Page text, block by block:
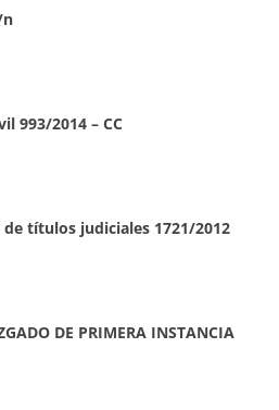
n
993/2014 – CC
títulos judiciales 1721/2012
DE PRIMERA INSTANCIA